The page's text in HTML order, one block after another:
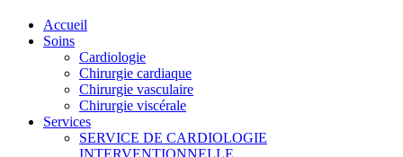
Accueil
Soins
Cardiologie
Chirurgie cardiaque
Chirurgie vasculaire
Chirurgie viscérale
Services
SERVICE DE CARDIOLOGIE
INTERVENTIONNELLE